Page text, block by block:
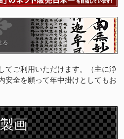
てご利用いただけます。（主に浄
安全を願って年中掛けとしてもお
画